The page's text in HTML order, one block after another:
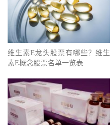
维生素E龙头股票有哪些？维生
素E概念股票名单一览表